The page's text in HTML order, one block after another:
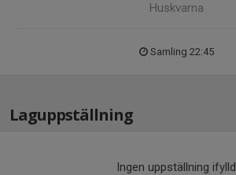
Huskvarna
Samling 22:45
Laguppställning
Ingen uppställning ifylld